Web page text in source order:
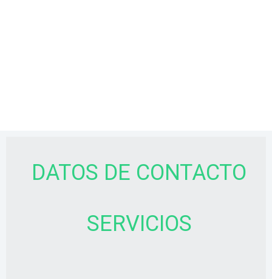
DATOS DE CONTACTO
SERVICIOS